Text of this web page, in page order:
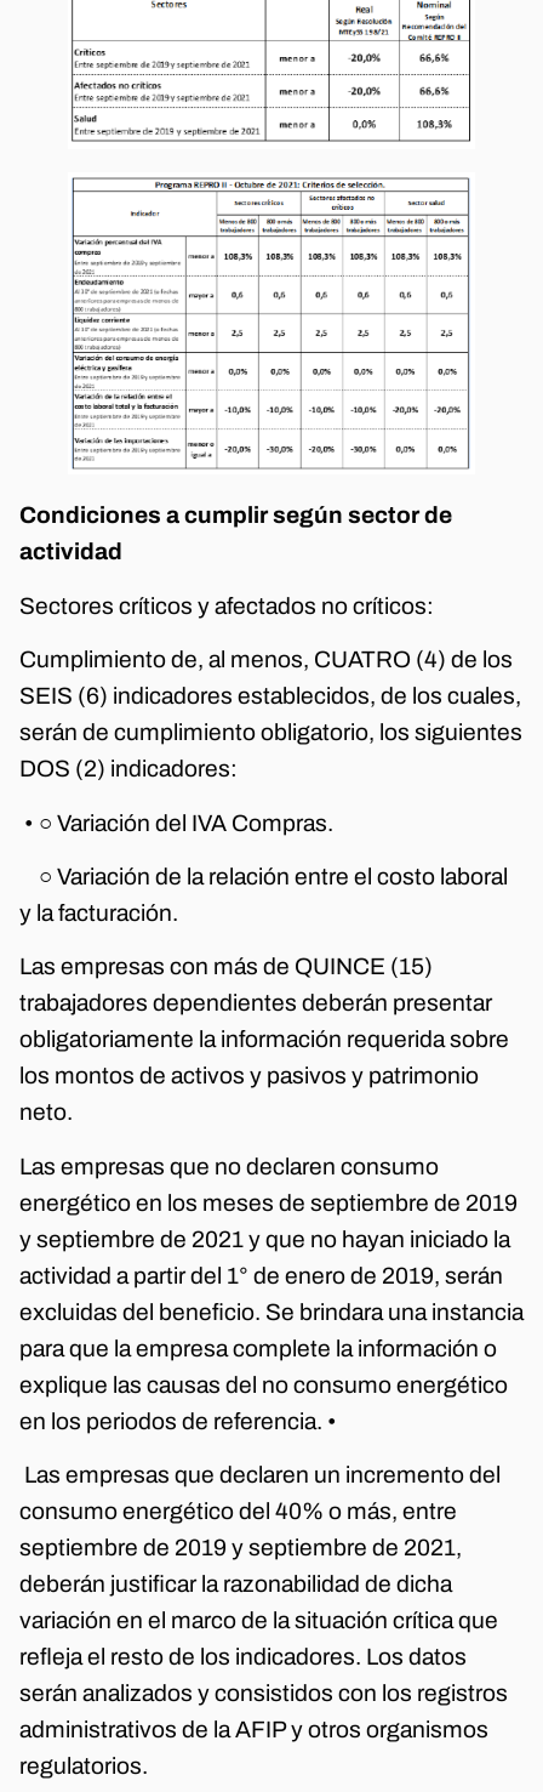
Condiciones a cumplir según sector de
actividad
Sectores críticos y afectados no críticos:
Cumplimiento de, al menos, CUATRO (4) de los
SEIS (6) indicadores establecidos, de los cuales,
serán de cumplimiento obligatorio, los siguientes
DOS (2) indicadores:
• ○ Variación del IVA Compras.
○ Variación de la relación entre el costo laboral
y la facturación.
Las empresas con más de QUINCE (15)
trabajadores dependientes deberán presentar
obligatoriamente la información requerida sobre
los montos de activos y pasivos y patrimonio
neto.
Las empresas que no declaren consumo
energético en los meses de septiembre de 2019
y septiembre de 2021 y que no hayan iniciado la
actividad a partir del 1° de enero de 2019, serán
excluidas del beneficio. Se brindara una instancia
para que la empresa complete la información o
explique las causas del no consumo energético
en los periodos de referencia. •
Las empresas que declaren un incremento del
consumo energético del 40% o más, entre
septiembre de 2019 y septiembre de 2021,
deberán justificar la razonabilidad de dicha
variación en el marco de la situación crítica que
refleja el resto de los indicadores. Los datos
serán analizados y consistidos con los registros
administrativos de la AFIP y otros organismos
regulatorios.